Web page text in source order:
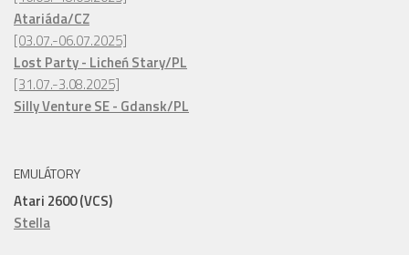
Atariáda/CZ
[03.07.-06.07.2025]
Lost Party - Licheń Stary/PL
[31.07.-3.08.2025]
Silly Venture SE - Gdansk/PL
EMULÁTORY
Atari 2600 (VCS)
Stella